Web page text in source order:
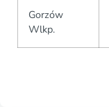
Gorzów
Wlkp.